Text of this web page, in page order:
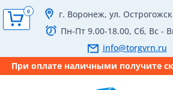
г. Воронеж, ул.
Пн-Пт 9.00-18.00, Сб, Вс -
info@torgvrn.ru
При оплате наличными получите
0